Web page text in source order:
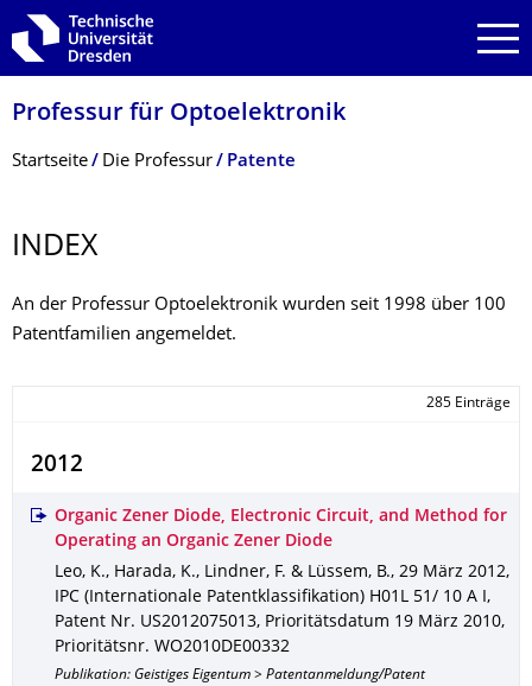
Zur Hauptnavigation springen
Zur Suche springen
Zum Inhalt springen
Professur für Optoelektronik
Breadcrumb-Menü
Startseite Die Professur Patente
INDEX
An der Professur Optoelektronik wurden seit 1998 über 100
Patentfamilien angemeldet.
285 Einträge
2012
Organic Zener Diode, Electronic Circuit, and Method for
Operating an Organic Zener Diode
Leo, K., Harada, K., Lindner, F. & Lüssem, B., 29 März 2012,
IPC (Internationale Patentklassifikation) H01L 51/ 10 A I ,
Patent Nr. US2012075013, Prioritätsdatum 19 März 2010,
Prioritätsnr. WO2010DE00332
Publikation: Geistiges Eigentum > Patentanmeldung/Patent